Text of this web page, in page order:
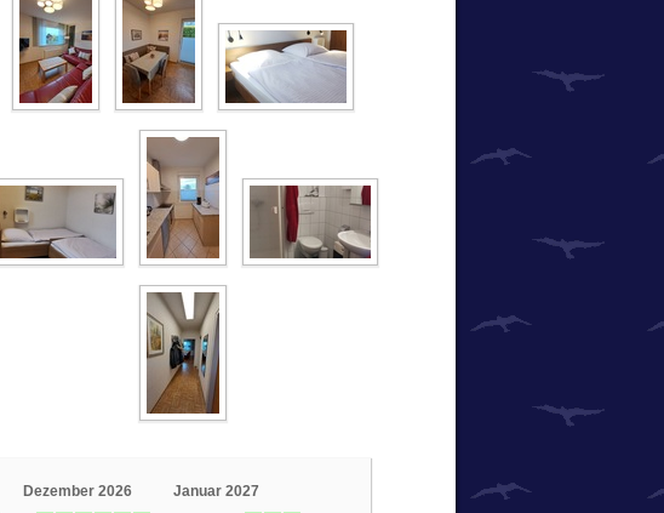
Dezember 2026 Januar 2027